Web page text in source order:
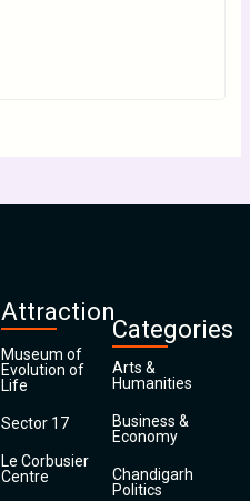
Attraction
Museum of
Evolution of
Life
Sector 17
Le Corbusier
Centre
Categories
Arts &
Humanities
Business &
Economy
Chandigarh
Politics